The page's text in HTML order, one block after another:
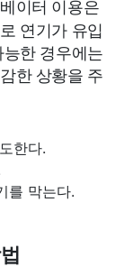
이터 이용은
연기가 유입
한 경우에는
한 상황을 주
한다.
를 막는다.